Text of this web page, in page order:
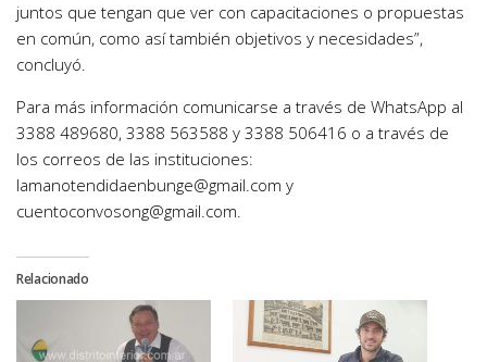
juntos que tengan que ver con capacitaciones o propuestas
en común, como así también objetivos y necesidades”,
concluyó.
Para más información comunicarse a través de WhatsApp al
3388 489680, 3388 563588 y 3388 506416 o a través de
los correos de las instituciones:
lamanotendidaenbunge@gmail.com y
cuentoconvosong@gmail.com.
Relacionado